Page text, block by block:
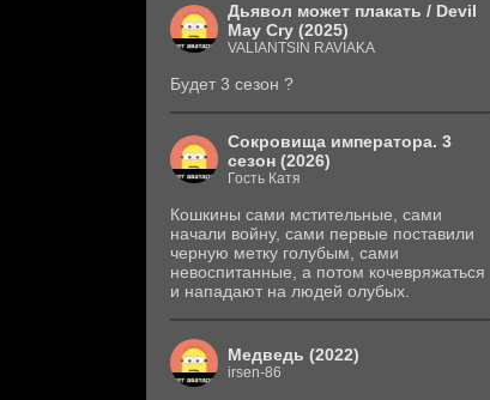
Дьявол может плакать / Devil
May Cry (2025)
VALIANTSIN RAVIAKA
Будет 3 сезон ?
Сокровища императора. 3
сезон (2026)
Гость Катя
Кошкины сами мстительные, сами
начали войну, сами первые поставили
черную метку голубым, сами
невоспитанные, а потом кочевряжаться
и нападают на людей олубых.
Медведь (2022)
irsen-86